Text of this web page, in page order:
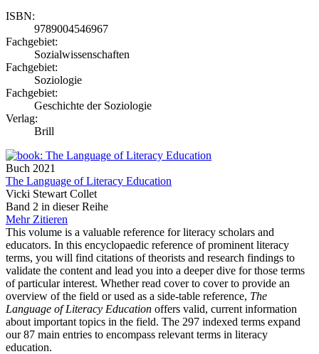
ISBN:
9789004546967
Fachgebiet:
Sozialwissenschaften
Fachgebiet:
Soziologie
Fachgebiet:
Geschichte der Soziologie
Verlag:
Brill
Buch 2021
The Language of Literacy Education
Vicki Stewart Collet
Band 2 in dieser Reihe
Mehr Zitieren
This volume is a valuable reference for literacy scholars and
educators. In this encyclopaedic reference of prominent literacy
terms, you will find citations of theorists and research findings to
validate the content and lead you into a deeper dive for those terms
of particular interest. Whether read cover to cover to provide an
overview of the field or used as a side-table reference, The
Language of Literacy Education offers valid, current information
about important topics in the field. The 297 indexed terms expand
our 87 main entries to encompass relevant terms in literacy
education.